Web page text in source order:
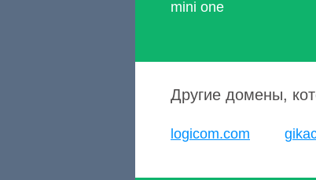
mini one
Другие домены,
logicom.com